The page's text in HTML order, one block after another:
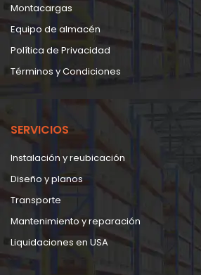
Montacargas
Equipo de almacén
Política de Privacidad
Términos y Condiciones
SERVICIOS
Instalación y reubicación
Diseño y planos
Transporte
Mantenimiento y reparación
Liquidaciones en USA